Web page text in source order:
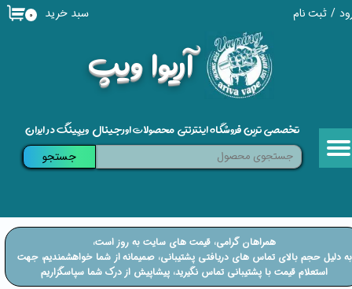
/ ثبت نام
حساب کاربری من
خروج از حساب کاربری
​آریوا ویپ
۰ سبد خرید
تخصصی ترین فروشگاه اینترنتی محصولات اورجینال ویپینگ در ایران
جستجو
​​همراهان گرامی، قیمت های سایت به روز است،
​​​​​​​به دلیل حجم بالای تماس های دریافتی پشتیبانی، صمیمانه از شما خواهشمندیم، جهت
استعلام قیمت با پشتیبانی تماس نگیرید، پیشاپیش از درک شما سپاسگزاریم